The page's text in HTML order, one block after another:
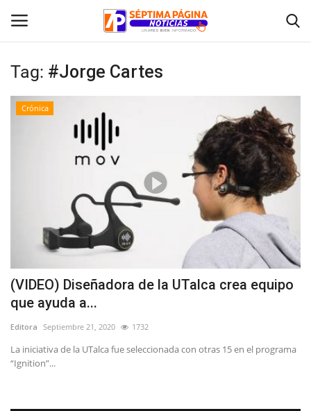
Inicio
Deporte
Política
Espectáculos
Tag: #Jorge Cartes
Crónica
(VIDEO) Diseñadora de la UTalca crea equipo
que ayuda a...
Editora Septiembre 21, 2020 1732
La iniciativa de la UTalca fue seleccionada con otras 15 en el programa
“Ignition”...